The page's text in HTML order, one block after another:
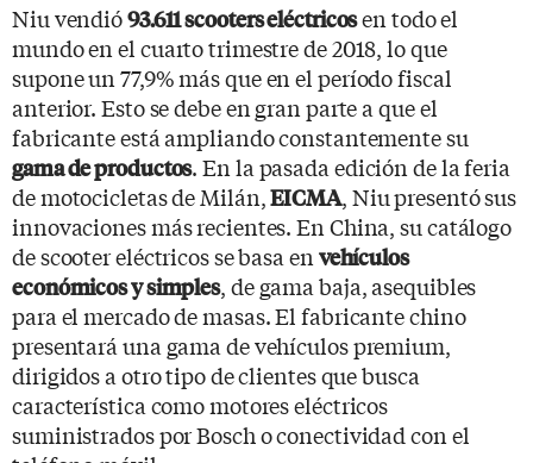
Niu vendió93.611 scooters eléctricosen todo el
mundo en el cuarto trimestre de 2018, lo que
supone un 77,9% más que en el período fiscal
anterior. Esto se debe en gran parte a que el
fabricante está ampliando constantemente su
gama de productos. En la pasada edición de la feria
de motocicletas de Milán,EICMA, Niu presentó sus
innovaciones más recientes. En China, su catálogo
de scooter eléctricos se basa en vehículos
económicos y simples, de gama baja, asequibles
para el mercado de masas. El fabricante chino
presentará una gama de vehículos premium,
dirigidos a otro tipo de clientes que busca
característica como motores eléctricos
suministrados por Bosch o conectividad con el